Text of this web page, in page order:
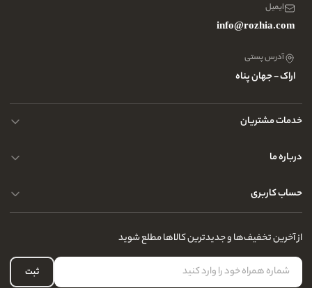
ایمیل
info@rozhia.com
آدرس پستی
اراک - جهان پناه
خدمات مشتریان
حریم خصوصی کاربران
تماس با ما
درباره ما
سوالات متداول
آدرس فروشگاه
نحوه ارسال کالا
نحوه بازگشت کالا
درباره ما
حساب کاربری
لیست علاقه‌مندی
حساب کاربری
از آخرین تخفیف‌ها و جدیدترین کالاها مطلع شوید
ثبت